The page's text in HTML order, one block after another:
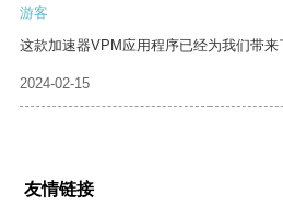
游客
这款加速器VPM应用程序已经为我们带来
2024-02-15
友情链接